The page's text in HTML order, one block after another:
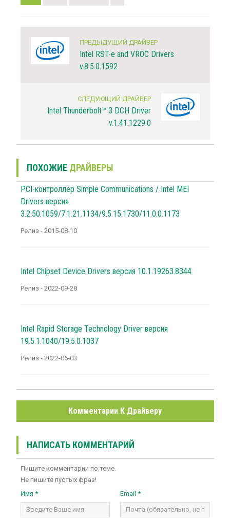
ПРЕДЫДУЩИЙ ДРАЙВЕР
Intel RST-e and VROC Drivers
v.8.5.0.1592
СЛЕДУЮЩИЙ ДРАЙВЕР
Intel Thunderbolt™ 3 DCH Driver
v.1.41.1229.0
ПОХОЖИЕ ДРАЙВЕРЫ
PCI-контроллер Simple Communications / Intel MEI
Drivers версия
3.2.50.1059/7.1.21.1134/9.5.15.1730/11.0.0.1173
Релиз - 2015-08-10
Intel Chipset Device Drivers версия 10.1.19263.8344
Релиз - 2022-09-28
Intel Rapid Storage Technology Driver версия
19.5.1.1040/19.5.0.1037
Релиз - 2022-06-03
Комментарии К Драйверу
НАПИСАТЬ КОММЕНТАРИЙ
Пишите комментарии по теме.
Не пишите пустых фраз!
Имя *
Email *